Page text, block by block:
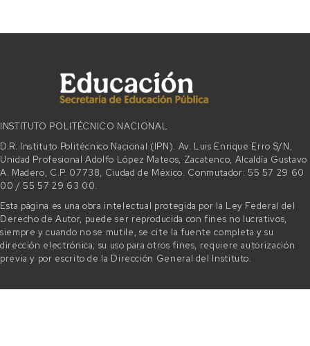
INSTITUTO POLITÉCNICO NACIONAL
D.R. Instituto Politécnico Nacional (IPN). Av. Luis Enrique Erro S/N,
Unidad Profesional Adolfo López Mateos, Zacatenco, Alcaldía Gustavo
A. Madero, C.P. 07738, Ciudad de México. Conmutador: 55 57 29 60
00 / 55 57 29 63 00.
Esta página es una obra intelectual protegida por la Ley Federal del
Derecho de Autor, puede ser reproducida con fines no lucrativos,
siempre y cuando no se mutile, se cite la fuente completa y su
dirección electrónica; su uso para otros fines, requiere autorización
previa y por escrito de la Dirección General del Instituto.